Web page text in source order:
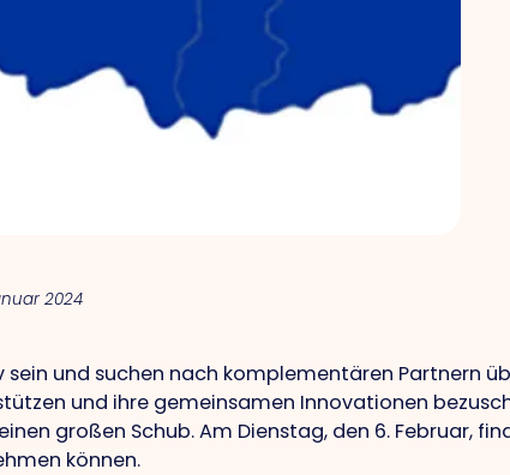
2024
und suchen nach komplementären Partnern
und ihre gemeinsamen Innovationen
großen Schub. Am Dienstag, den 6. Februar,
können.